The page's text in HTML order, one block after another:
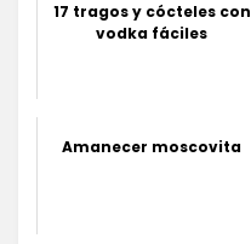
17 tragos y cócteles con
vodka fáciles
Amanecer moscovita